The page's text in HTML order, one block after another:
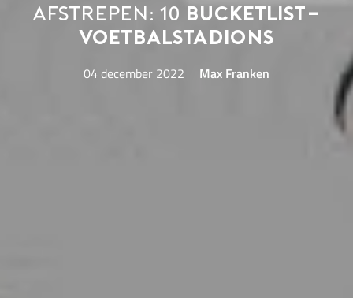
Afstrepen: 10 bucketlist-
voetbalstadions
04 december 2022 Max Franken